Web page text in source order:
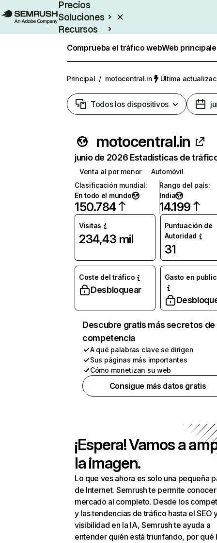
Precios
Soluciones
Recursos
Comprueba el tráfico webWeb
Principal / motocentral.in Última
Todos los dispositivos
motocentral.in
junio de 2026 Estadísticas de
Venta al por menor
Automóvil
Clasificación mundial:
En todo el mundo
150.784
Rango del país:
India
14.199
Visitas
234,43 mil
Puntuación de
Autoridad
31
Coste del tráfico
Desbloquear
Gasto en
Descubre gratis más secretos de
competencia
A qué palabras clave se dirigen
Sus páginas más importantes
Cómo monetizan su web
Consigue más datos gratis
¡Espera! Vamos a
la imagen.
Lo que ves ahora es solo una pequeña
de Internet. Semrush te permite
mercado al completo. Desde los
y las tendencias de tráfico hasta el SEO
visibilidad en la IA, Semrush te ayuda a
entender quién está triunfando, por qué